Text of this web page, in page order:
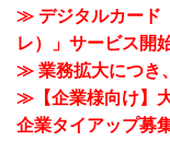
≫ デジタルカード
レ）」サービス開
≫ 業務拡大につき
≫【企業様向け】
企業タイアップ募